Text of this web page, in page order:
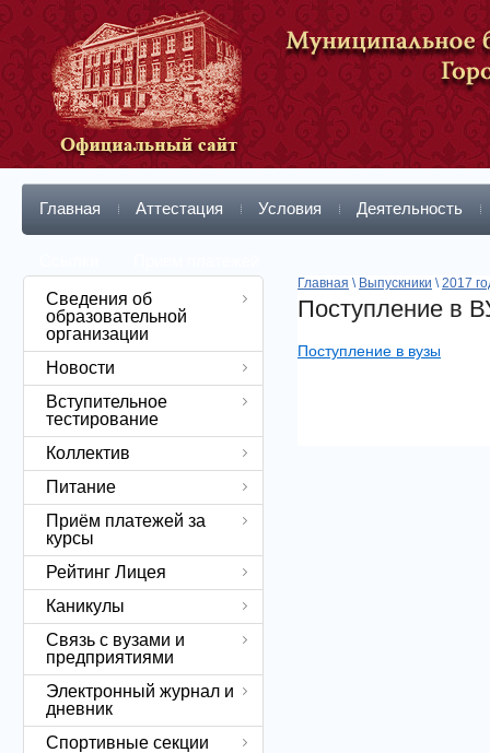
Главная Аттестация Условия Деятельность
Сведения об
образовательной
организации
Новости
Вступительное
тестирование
Коллектив
Питание
Приём платежей за
курсы
Рейтинг Лицея
Каникулы
Связь с вузами и
предприятиями
Электронный журнал и
дневник
Спортивные секции
Главная \ Выпускники \2017
Поступление в
Поступление в вузы